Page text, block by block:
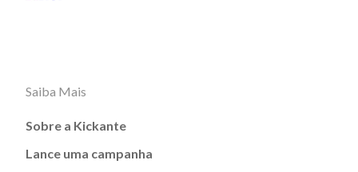
Saiba Mais
Sobre a Kickante
Lance uma campanha